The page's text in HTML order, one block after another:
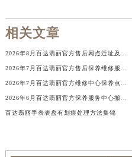
相关文章
2026年8月百达翡丽官方售后网点迁址及新增补充公告
2026年7月百达翡丽官方售后保养维修服务点迁址与新增网点正式说明对外发布
2026年7月百达翡丽官方维修中心保养点搬迁及新增网点正式公告原文对外发布
2026年6月百达翡丽官方保养服务中心搬迁与维修点新增详情
百达翡丽手表表盘有划痕处理方法集锦